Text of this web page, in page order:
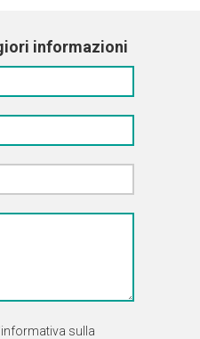
informazioni
sulla